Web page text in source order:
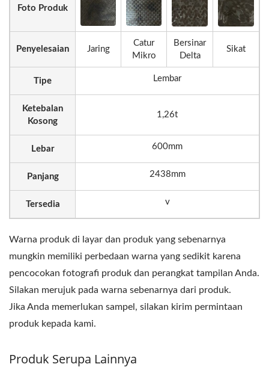
Foto Produk
Penyelesaian Jaring
Catur
Mikro
Bersinar
Delta
Sikat
Tipe Lembar
Ketebalan
Kosong
1,26t
Lebar 600mm
Panjang 2438mm
Tersedia v
Warna produk di layar dan produk yang sebenarnya
mungkin memiliki perbedaan warna yang sedikit karena
pencocokan fotografi produk dan perangkat tampilan Anda.
Silakan merujuk pada warna sebenarnya dari produk.
Jika Anda memerlukan sampel, silakan kirim permintaan
produk kepada kami.
Produk Serupa Lainnya